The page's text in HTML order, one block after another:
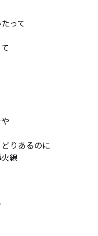
って
どりあるのに
線